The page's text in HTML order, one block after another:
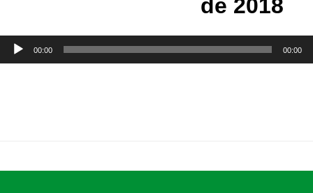
de 2018
Reproductor
00:00 00:00